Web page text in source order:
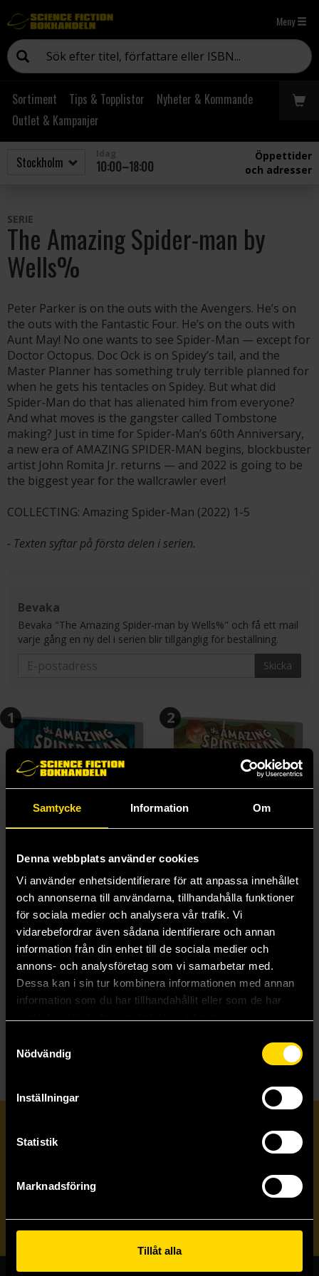
Samtycke Information Om
Denna webbplats använder cookies
Vi använder enhetsidentifierare för att anpassa innehållet
och annonserna till användarna, tillhandahålla funktioner
för sociala medier och analysera vår trafik. Vi
vidarebefordrar även sådana identifierare och annan
information från din enhet till de sociala medier och
annons- och analysföretag som vi samarbetar med.
Dessa kan i sin tur kombinera informationen med annan
information som du har tillhandahållit eller som de har
Nödvändig
Inställningar
Statistik
Marknadsföring
Tillåt alla
Meny
Sortiment Tips & Topplistor
Nyheter & Kommande
Outlet & Kampanjer
10:00–18:00
Öppettider
och adresser
SERIE
The Amazing Spider-man by
Wells%
Peter Parker is on the outs with the Avengers. He’s on
the outs with the Fantastic Four. He’s on the outs with
Aunt May! No one wants to see Spider-Man — except for
Doctor Octopus. Doc Ock is on Spidey’s tail, and the
Master Planner has something truly terrible planned for
when he gets his tentacles on Spidey. But what did
Spider-Man do that has alienated him from everyone?
And what moves is the gangster called Tombstone
making? Just in time for Spider-Man’s 60th Anniversary,
a new era of AMAZING SPIDER-MAN begins, blockbuster
artist John Romita Jr. returns — and 2022 is going to be
the biggest year for the wallcrawler ever!
COLLECTING: Amazing Spider-Man (2022) 1-5
- Texten syftar på första delen i serien.
Bevaka
Bevaka "The Amazing Spider-man by Wells%" och få ett mail
varje gång en ny del i serien blir tillgänglig för beställning.
Skicka
1
Amazing Spider-Man Vol 1: World Without Love
Zeb Wells
219 kr
Längre leveranstid
Beställ
2
Zeb Wells
219 kr
Längre leveranstid
Beställ
Prenumerera på vårt nyhetsbrev
Skicka